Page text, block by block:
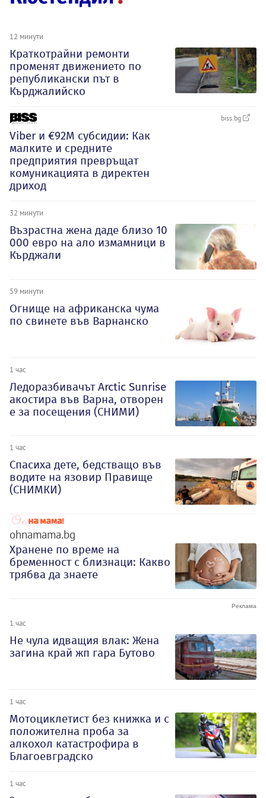
12 минути
Краткотрайни ремонти
променят движението по
републикански път в
Кърджалийско
biss.bg
Viber и €92М субсидии: Как
малките и средните
предприятия превръщат
комуникацията в директен
дриход
32 минути
Възрастна жена даде близо 10
000 евро на ало измамници в
Кърджали
59 минути
Огнище на африканска чума
по свинете във Варнанско
1 час
Ледоразбивачът Arctic Sunrise
акостира във Варна, отворен
е за посещения (СНИМИ)
1 час
Спасиха дете, бедстващо във
водите на язовир Правище
(СНИМКИ)
ohnamama.bg
Хранене по време на
бременност с близнаци: Какво
трябва да знаете
1 час
Не чула идващия влак: Жена
загина край жп гара Бутово
1 час
Мотоциклетист без книжка и с
положителна проба за
алкохол катастрофира в
Благоевградско
1 час